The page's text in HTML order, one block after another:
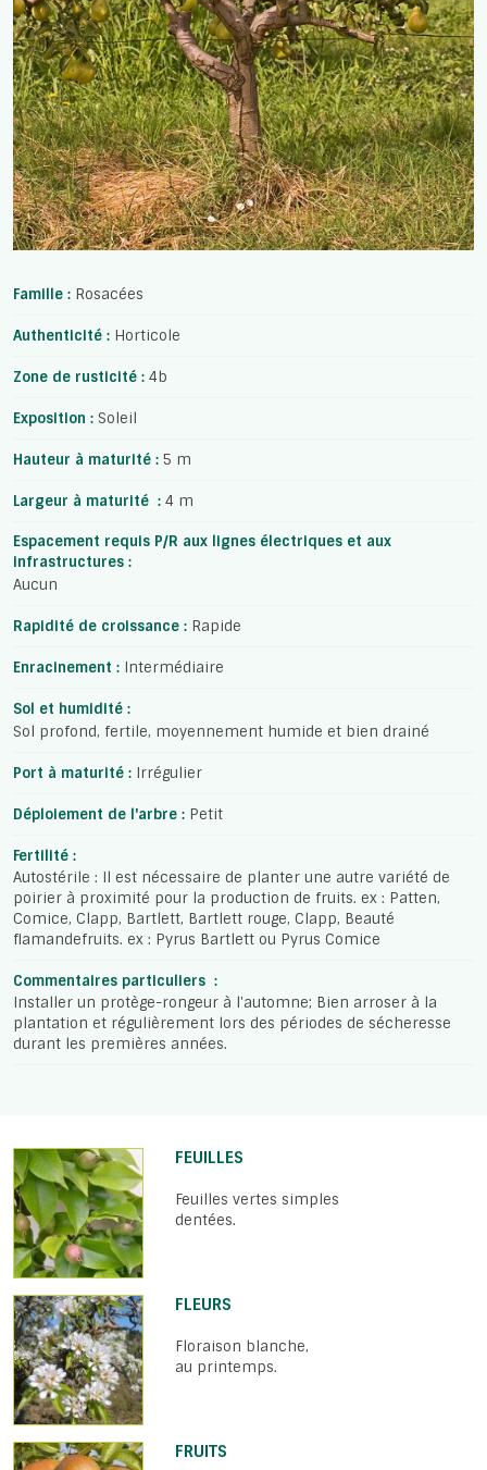
Famille : Rosacées
Authenticité : Horticole
Zone de rusticité : 4b
Exposition : Soleil
Hauteur à maturité : 5 m
Largeur à maturité : 4 m
Espacement requis P/R aux lignes électriques et aux
infrastructures :
Aucun
Rapidité de croissance : Rapide
Enracinement : Intermédiaire
Sol et humidité :
Sol profond, fertile, moyennement humide et bien drainé
Port à maturité : Irrégulier
Déploiement de l'arbre : Petit
Fertilité :
Autostérile : Il est nécessaire de planter une autre variété de
poirier à proximité pour la production de fruits. ex : Patten,
Comice, Clapp, Bartlett, Bartlett rouge, Clapp, Beauté
flamandefruits. ex : Pyrus Bartlett ou Pyrus Comice
Commentaires particuliers :
Installer un protège-rongeur à l'automne; Bien arroser à la
plantation et régulièrement lors des périodes de sécheresse
durant les premières années.
FEUILLES
Feuilles vertes simples
dentées.
FLEURS
Floraison blanche,
au printemps.
FRUITS